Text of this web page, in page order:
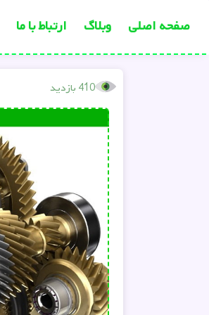
صفحه اصلی وبلاگ ارتباط با ما
410 بازدید